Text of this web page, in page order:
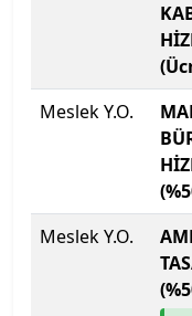
Tiran New York
TOBB
Tokat
Toros
Trabzon
Trakya
Meslek Y.O.
Meslek Y.O.